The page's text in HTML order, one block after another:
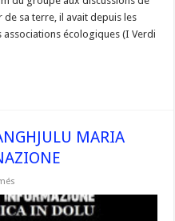
sa terre, il avait depuis les
associations écologiques (I Verdi
MARIA
MIMORIA
–